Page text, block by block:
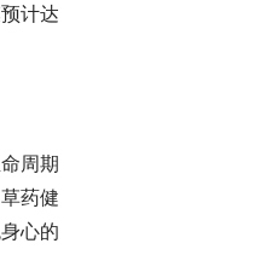
计达
周期
药健
心的